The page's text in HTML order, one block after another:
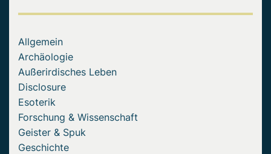
Allgemein
Archäologie
Außerirdisches Leben
Disclosure
Esoterik
Forschung & Wissenschaft
Geister & Spuk
Geschichte